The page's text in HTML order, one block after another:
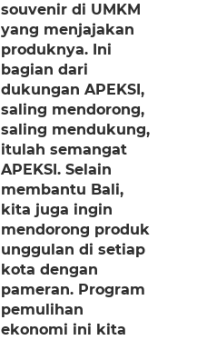
souvenir di UMKM
yang menjajakan
produknya. Ini
bagian dari
dukungan APEKSI,
saling mendorong,
saling mendukung,
itulah semangat
APEKSI. Selain
membantu Bali,
kita juga ingin
mendorong produk
unggulan di setiap
kota dengan
pameran. Program
pemulihan
ekonomi ini kita